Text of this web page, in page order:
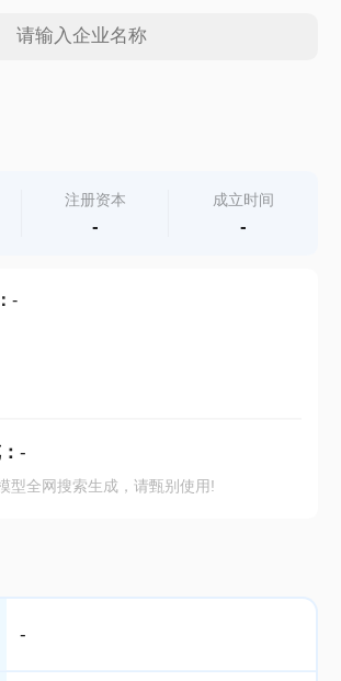
注册资本
-
成立时间
-
-
-
型全网搜索生成，请甄别使用!
-